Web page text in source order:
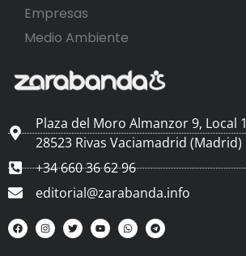
Empresas
Medio Ambiente
Plaza del Moro Almanzor 9, Local 1
28523 Rivas Vaciamadrid (Madrid)
+34 660 36 62 96
editorial@zarabanda.info